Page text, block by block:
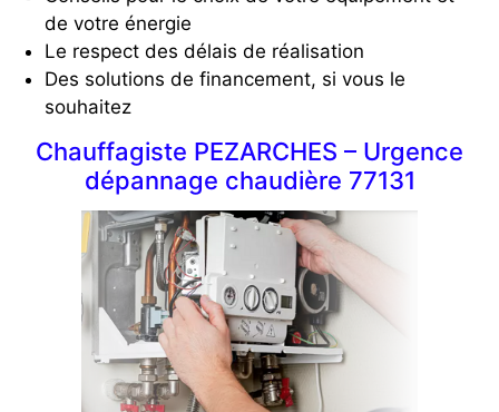
de votre énergie
Le respect des délais de réalisation
Des solutions de financement, si vous le
souhaitez
Chauffagiste PEZARCHES – Urgence
dépannage chaudière 77131